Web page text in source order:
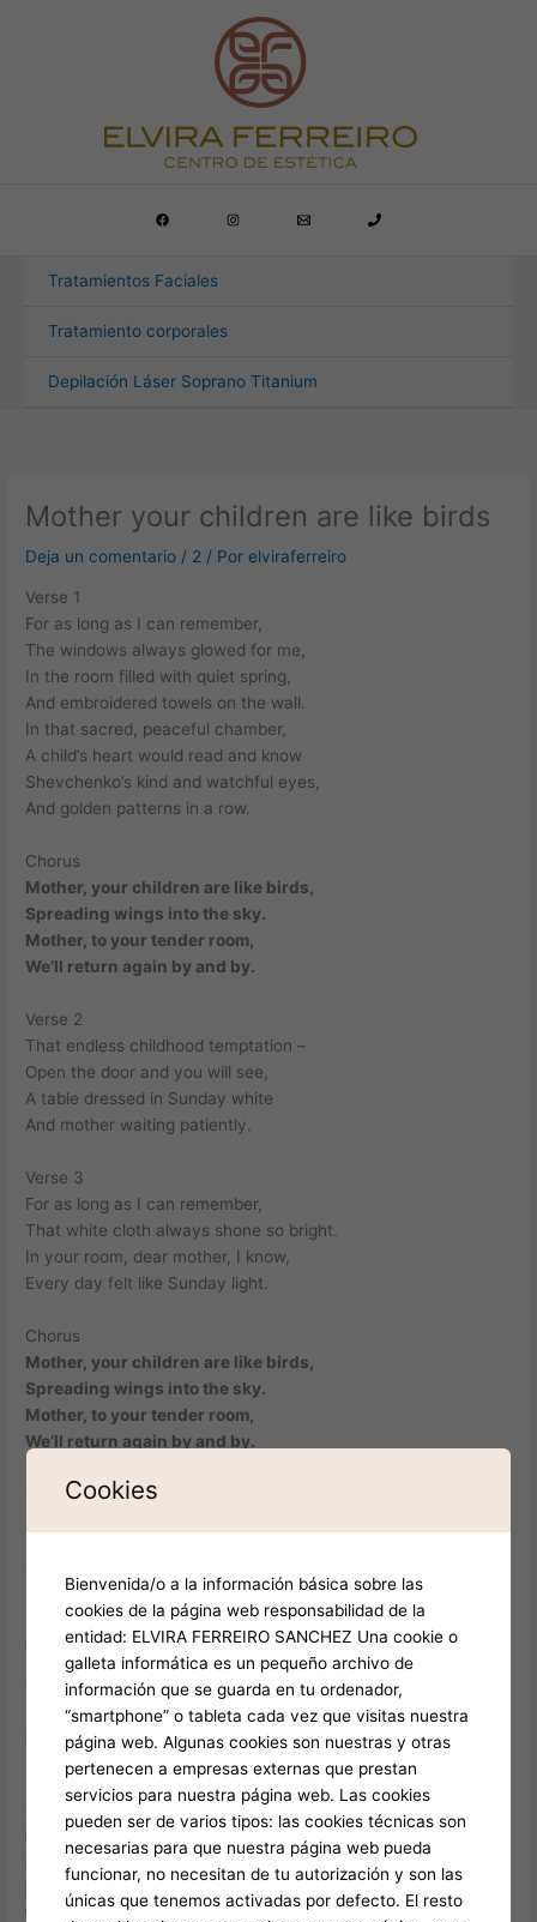
Tratamientos Faciales
Tratamiento corporales
Depilación Láser Soprano Titanium
Mother your children are like birds
Deja un comentario / 2 / Porelviraferreiro
Verse 1
For as long as I can remember,
The windows always glowed for me,
In the room filled with quiet spring,
And embroidered towels on the wall.
In that sacred, peaceful chamber,
A child’s heart would read and know
Shevchenko’s kind and watchful eyes,
And golden patterns in a row.
Chorus
Mother, your children are like birds,
Spreading wings into the sky.
Mother, to your tender room,
We’ll return again by and by.
Verse 2
That endless childhood temptation –
Open the door and you will see,
A table dressed in Sunday white
And mother waiting patiently.
Verse 3
For as long as I can remember,
That white cloth always shone so bright.
In your room, dear mother, I know,
Every day felt like Sunday light.
Chorus
Mother, your children are like birds,
Spreading wings into the sky.
Mother, to your tender room,
We’ll return again by and by.
Verse 4
The star will fade, and after that –
No more nightingales anywhere.
Verse 5
Son, remember this, my son –
No matter where life takes your flight,
All may leave their mother’s home,
But none forget its gentle light.
Mother, your children are like birds,
Spreading wings into the sky.
Mother, to your tender room,
We’ll return again by and by.
Cookies
Bienvenida/o a la información básica sobre las
cookies de la página web responsabilidad de la
entidad: ELVIRA FERREIRO SANCHEZ Una cookie o
galleta informática es un pequeño archivo de
información que se guarda en tu ordenador,
“smartphone” o tableta cada vez que visitas nuestra
página web. Algunas cookies son nuestras y otras
pertenecen a empresas externas que prestan
servicios para nuestra página web. Las cookies
pueden ser de varios tipos: las cookies técnicas son
necesarias para que nuestra página web pueda
funcionar, no necesitan de tu autorización y son las
únicas que tenemos activadas por defecto. El resto